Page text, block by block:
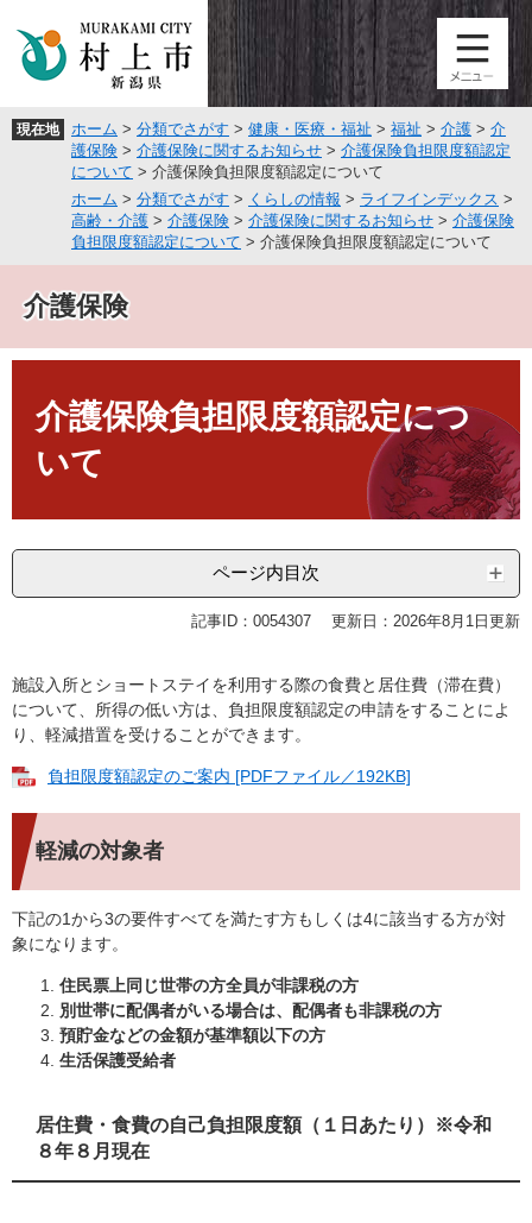
頭
飛
文
現在地 ホーム > 分類でさがす > 健康・医療・福祉 > 福祉 > 介護 > 介
護保険 > 介護保険に関するお知らせ > 介護保険負担限度額認定
について > 介護保険負担限度額認定について
ホーム > 分類でさがす > くらしの情報 > ライフインデックス >
高齢・介護 > 介護保険 > 介護保険に関するお知らせ > 介護保険
負担限度額認定について > 介護保険負担限度額認定について
介護保険
介護保険負担限度額認定につ
いて
ページ内目次
記事ID：0054307 更新日：2026年8月1日更新
施設入所とショートステイを利用する際の食費と居住費（滞在費）
について、所得の低い方は、負担限度額認定の申請をすることによ
り、軽減措置を受けることができます。
負担限度額認定のご案内 [PDFファイル／192KB]
軽減の対象者
下記の1から3の要件すべてを満たす方もしくは4に該当する方が対
象になります。
住民票上同じ世帯の方全員が非課税の方
別世帯に配偶者がいる場合は、配偶者も非課税の方
預貯金などの金額が基準額以下の方
生活保護受給者
居住費・食費の自己負担限度額（１日あたり）※令和
８年８月現在